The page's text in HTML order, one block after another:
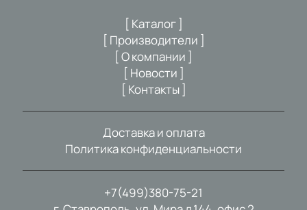
+7(499)380-75-21
[ Каталог ]
[ Производители ]
[ О компании ]
[ Новости ]
[ Контакты ]
Доставка и оплата
Политика конфиденциальности